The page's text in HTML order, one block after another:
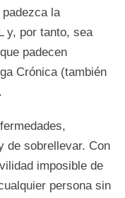
la
y, por tanto, sea
padecen
Crónica (también
de sobrellevar. Con
imposible de
persona sin